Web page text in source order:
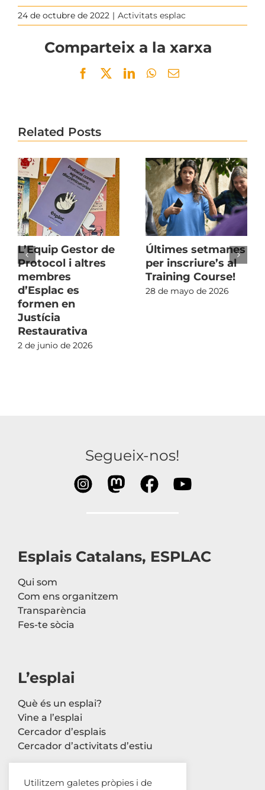
24 de octubre de 2022 | Activitats esplac
Comparteix a la xarxa
Facebook
TwitterLinkedInWhatsApp
Email
Related Posts
L’Equip Gestor de
Protocol i altres
membres
d’Esplac es
formen en
Justícia
Restaurativa
2 de junio de 2026
Últimes setmanes
per inscriure’s al
Training Course!
28 de mayo de 2026
Segueix-nos!
Esplais Catalans, ESPLAC
Qui som
Com ens organitzem
Transparència
Fes-te sòcia
L’esplai
Què és un esplai?
Vine a l’esplai
Cercador d’esplais
Cercador d’activitats d’estiu
Utilitzem galetes pròpies i de